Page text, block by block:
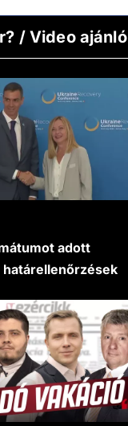
/ Video ajánló
adott
határellenőrzések